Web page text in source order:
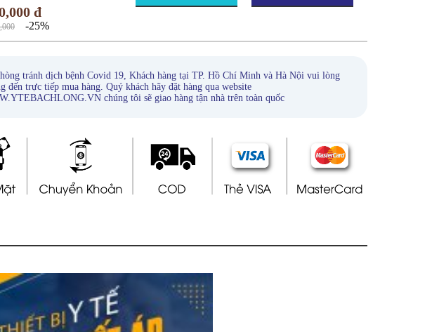
đ
-25%
tránh dịch bệnh Covid 19, Khách hàng tại TP. Hồ Chí Minh và Hà Nội vui lòng
đến trực tiếp mua hàng. Quý khách hãy đặt hàng qua website
chúng tôi sẽ giao hàng tận nhà trên toàn quốc